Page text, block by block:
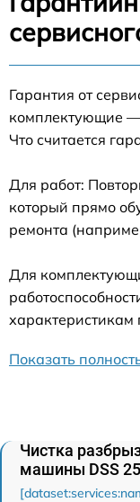
Гарантия от
комплектующие
Что считается
Для работ:
который прямо
ремонта
Для
Показать
Чистка
машины DSS